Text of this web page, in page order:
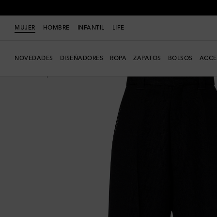
MUJER HOMBRE INFANTIL LIFE
NOVEDADES DISEÑADORES ROPA ZAPATOS BOLSOS